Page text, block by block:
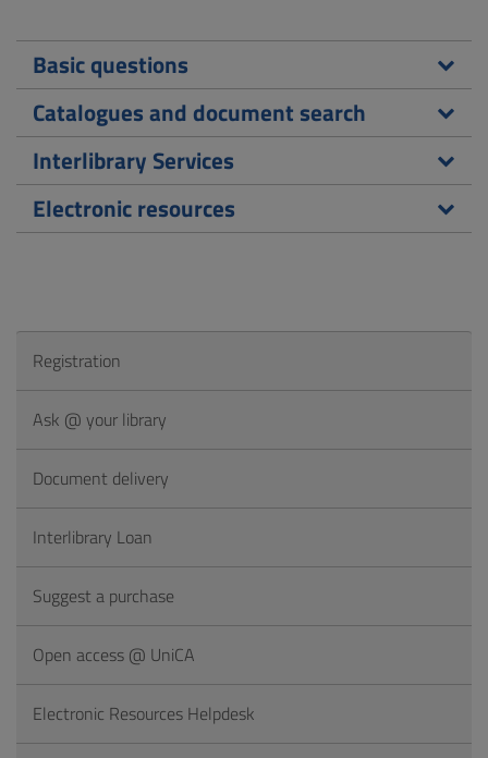
Basic questions
Catalogues and document search
Interlibrary Services
Electronic resources
Registration
Ask @ your library
Document delivery
Interlibrary Loan
Suggest a purchase
Open access @ UniCA
Electronic Resources Helpdesk